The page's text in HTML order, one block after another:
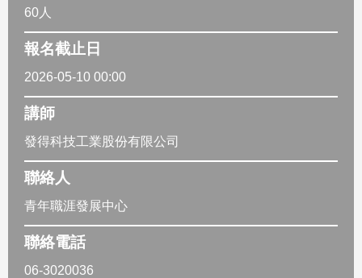
60人
報名截止日
2026-05-10 00:00
講師
發得科技工業股份有限公司
聯絡人
青年職涯發展中心
聯絡電話
06-3020036